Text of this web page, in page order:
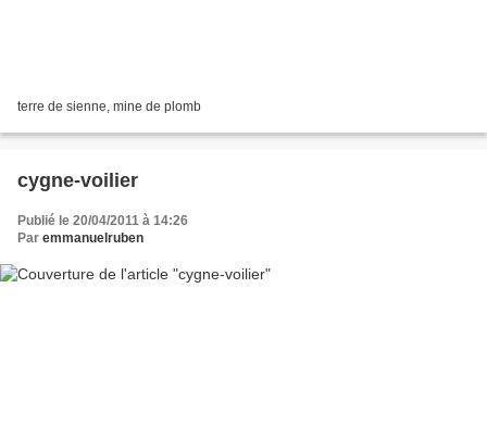
terre de sienne, mine de plomb
cygne-voilier
Publié le 20/04/2011 à 14:26
Par emmanuelruben